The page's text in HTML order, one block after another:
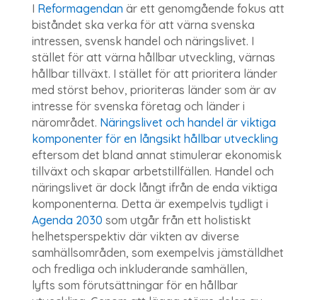
I Reformagendan är ett genomgående fokus att
biståndet ska verka för att värna svenska
intressen, svensk handel och näringslivet. I
stället för att värna hållbar utveckling, värnas
hållbar tillväxt. I stället för att prioritera länder
med störst behov, prioriteras länder som är av
intresse för svenska företag och länder i
närområdet. Näringslivet och handel är viktiga
komponenter för en långsikt hållbar utveckling
eftersom det bland annat stimulerar ekonomisk
tillväxt och skapar arbetstillfällen. Handel och
näringslivet är dock långt ifrån de enda viktiga
komponenterna. Detta är exempelvis tydligt i
Agenda 2030 som utgår från ett holistiskt
helhetsperspektiv där vikten av diverse
samhällsområden, som exempelvis jämställdhet
och fredliga och inkluderande samhällen,
lyfts som förutsättningar för en hållbar